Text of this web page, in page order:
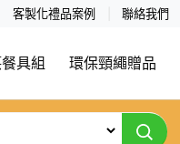
客製化禮品案例 聯絡我們
具組 環保頸繩贈品